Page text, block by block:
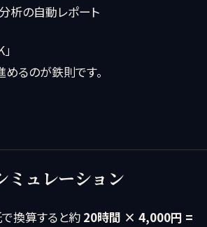
析の自動レポート
るのが鉄則です。
ミュレーション
換算すると約 20時間 × 4,000円 =